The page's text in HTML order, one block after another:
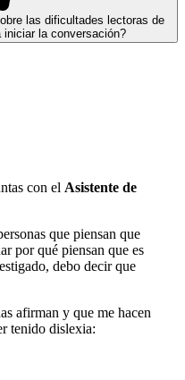
las dificultades lectoras de
la conversación?
con el Asistente de
que piensan que
por qué piensan que es
debo decir que
afirman y que me hacen
tenido dislexia: